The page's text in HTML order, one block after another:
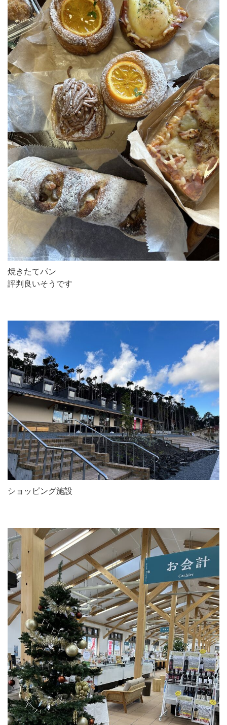
焼きたてパン
評判良いそうです
ショッピング施設